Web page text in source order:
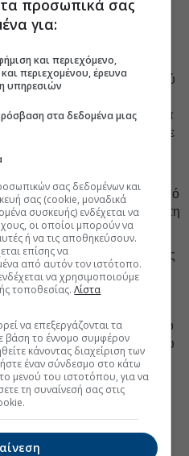
ή θέση σε
διακοπή της νομικής
και της ιδιότητας των
1061-1 παρ. 1 του
στην Ελβετία), με ισχύ
της Μεταφορά Έδρας
μητρώο (η Ημερομηνία
Έδρας στην Ελβετία), και σε
Ελβετία, έγκριση των
έδρας της Εταιρείας από
του Λουξεμβούργου, στη
μετοχικού κεφαλαίου της
πριν από την έναρξη
Ελβετία, και της
ποσό, αποτελούμενο από
αξίας τριάντα λεπτών του
σημείωση ότι το σύνολο του
της Εταιρείας, χωρίς
θα παραμείνει στην
επωνυμίας «Allwyn AG»,
τα προσωπικά σας
για:
και περιεχόμενο,
περιεχομένου, έρευνα
υπηρεσιών
στα δεδομένα μιας
σας δεδομένων και
σας (cookie, μοναδικά
συσκευής) ενδέχεται να
οι οποίοι μπορούν να
ή να τις αποθηκεύσουν.
επίσης να
από αυτόν τον ιστότοπο.
να χρησιμοποιούμε
τοποθεσίας.Λίστα
να επεξεργάζονται τα
βάση το έννομο συμφέρον
κάνοντας διαχείριση των
έναν σύνδεσμο στο κάτω
μενού του ιστοτόπου, για να
τη συναίνεσή σας στις